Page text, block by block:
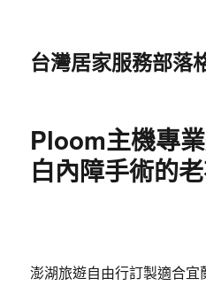
台灣居家服務部落
Ploom主機專
白內障手術的
澎湖旅遊自由行訂製適合宜